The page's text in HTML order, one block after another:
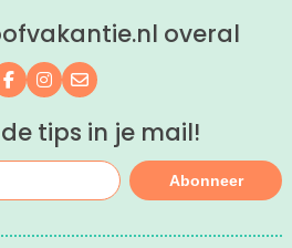
overal
Volg ons op Facebook
Volg ons op Instagram
Mail ons
tips in je mail!
Abonneer